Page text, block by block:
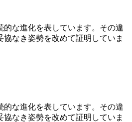
的な進化を表しています。その違
なき姿勢を改めて証明していま
的な進化を表しています。その違
なき姿勢を改めて証明していま